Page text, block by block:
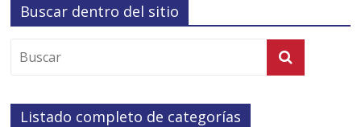
Buscar dentro del sitio
Listado completo de categorías